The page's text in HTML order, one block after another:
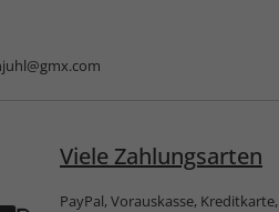
Viele Zahlungsarten
PayPal, Vorauskasse, Kreditkarte,